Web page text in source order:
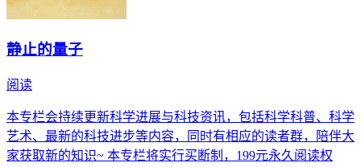
静止的量子
阅读
本专栏会持续更新科学进展与科技资讯，包括科学科普、科学
艺术、最新的科技进步等内容，同时有相应的读者群，陪伴大
家获取新的知识~ 本专栏将实行买断制，199元永久阅读权